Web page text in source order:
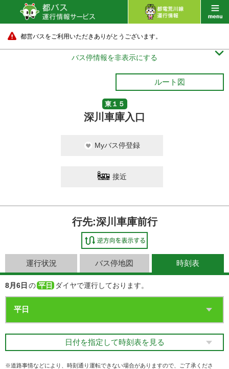
都営バスをご利用いただきありがとうございます。
バス停情報を非表示にする 
ルート図
東１５
深川車庫入口
Myバス停登録
接近
行先:深川車庫前行
運行状況 バス停地図 時刻表
8月6日 の 平日 ダイヤで運行しております。
日付を指定して時刻表を見る
※道路事情などにより、時刻通り運転できない場合がありますので、ご了承くださ